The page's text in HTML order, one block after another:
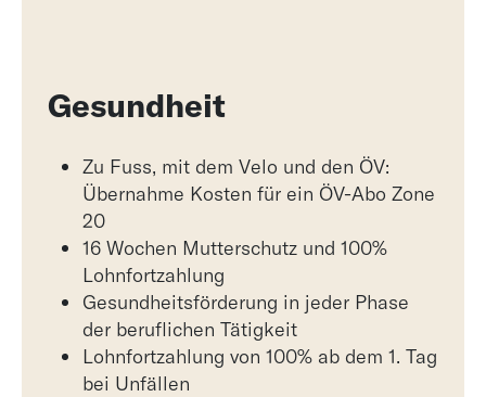
Gesundheit
Zu Fuss, mit dem Velo und den ÖV:
Übernahme Kosten für ein ÖV-Abo Zone
20
16 Wochen Mutterschutz und 100%
Lohnfortzahlung
Gesundheitsförderung in jeder Phase
der beruflichen Tätigkeit
Lohnfortzahlung von 100% ab dem 1. Tag
bei Unfällen